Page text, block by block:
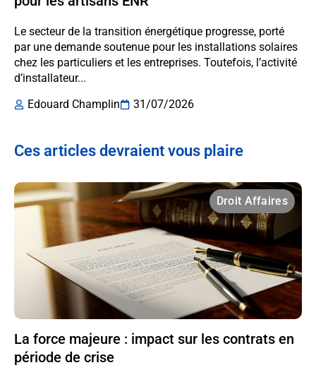
Le secteur de la transition énergétique progresse, porté
par une demande soutenue pour les installations solaires
chez les particuliers et les entreprises. Toutefois, l’activité
d’installateur...
Edouard Champlin
31/07/2026
Ces articles devraient vous plaire
Droit Affaires
La force majeure : impact sur les contrats en
période de crise